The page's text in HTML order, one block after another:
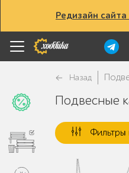
Редизайн
Назад
Подвесные
Фильтры